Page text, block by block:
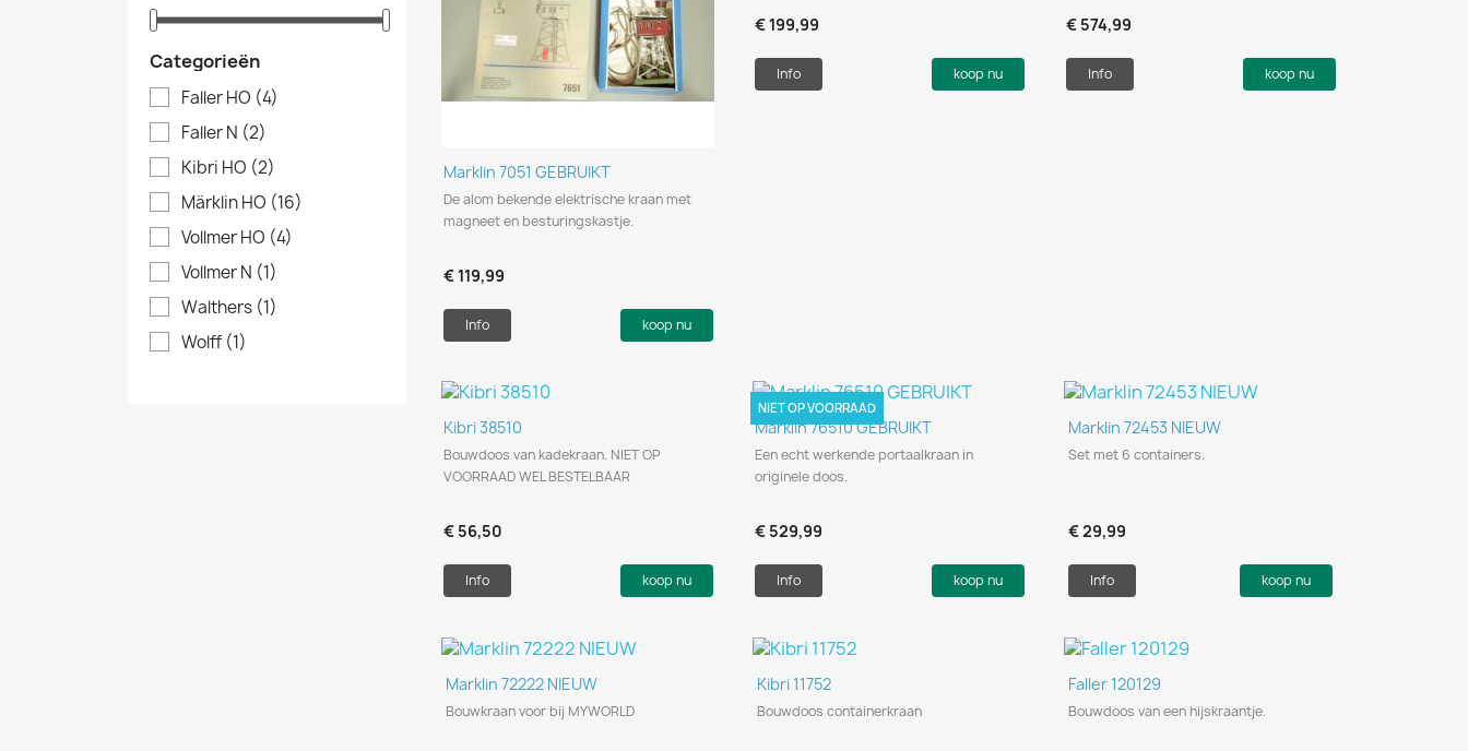
Categorieën
Faller HO (4)
Faller N (2)
Kibri HO (2)
Märklin HO (16)
Vollmer HO (4)
Vollmer N (1)
Walthers (1)
Wolff (1)
 Snel bekijken
Marklin 7051 GEBRUIKT
De alom bekende elektrische kraan met
magneet en besturingskastje.
€ 119,99
Info koop nu
€ 199,99
Info koop nu
€ 574,99
Info koop nu

Kibri 38510
Bouwdoos van kadekraan. NIET OP
VOORRAAD WEL BESTELBAAR
€ 56,50
Info koop nu
Snel bekijken
Marklin 76510 GEBRUIKT
Een echt werkende portaalkraan in
originele doos.
€ 529,99
Info koop nu
NIET OP VOORRAAD
Snel bekijken
Marklin 72453 NIEUW
Set met 6 containers.
€ 29,99
Info koop nu
Snel bekijken
Marklin 72222 NIEUW
Bouwkraan voor bij MYWORLD

Kibri 11752
Bouwdoos containerkraan
Snel bekijken
Faller 120129
Bouwdoos van een hijskraantje.